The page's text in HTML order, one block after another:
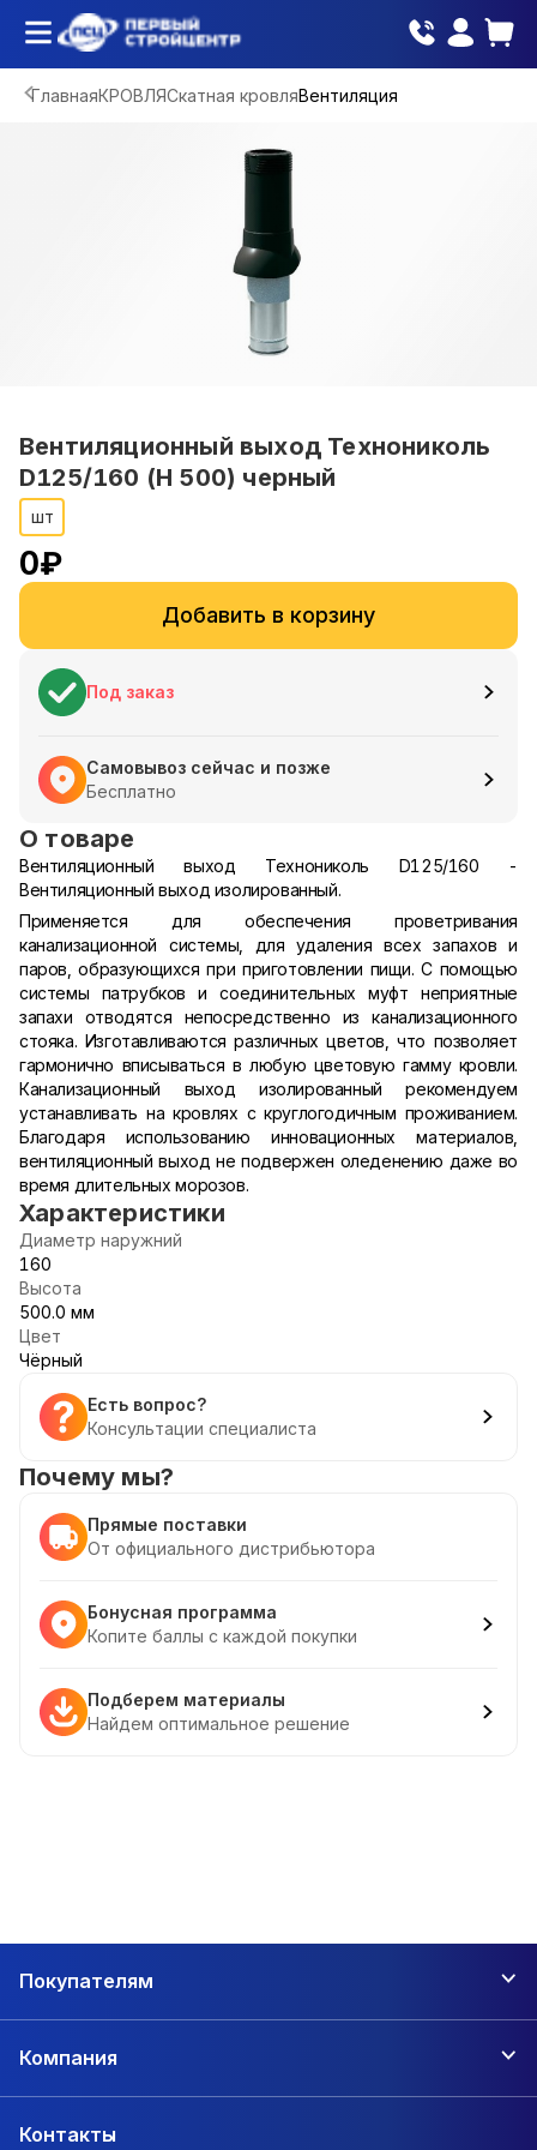
ГлавнаяКРОВЛЯСкатная кровляВентиляция
Вентиляционный выход Технониколь
D125/160 (H 500) черный
шт
0₽
Добавить в корзину
Под заказ
Самовывоз сейчас и позже
Бесплатно
О товаре
Вентиляционный выход Технониколь D125/160 -
Вентиляционный выход изолированный.
Применяется для обеспечения проветривания
канализационной системы, для удаления всех запахов и
паров, образующихся при приготовлении пищи. C помощью
системы патрубков и соединительных муфт неприятные
запахи отводятся непосредственно из канализационного
стояка. Изготавливаются различных цветов, что позволяет
гармонично вписываться в любую цветовую гамму кровли.
Канализационный выход изолированный рекомендуем
устанавливать на кровлях с круглогодичным проживанием.
Благодаря использованию инновационных материалов,
вентиляционный выход не подвержен оледенению даже во
время длительных морозов.
Характеристики
Диаметр наружний
160
Высота
500.0 мм
Цвет
Чёрный
Есть вопрос?
Консультации специалиста
Почему мы?
Прямые поставки
От официального дистрибьютора
Бонусная программа
Копите баллы с каждой покупки
Подберем материалы
Найдем оптимальное решение
Покупателям
Компания
Контакты